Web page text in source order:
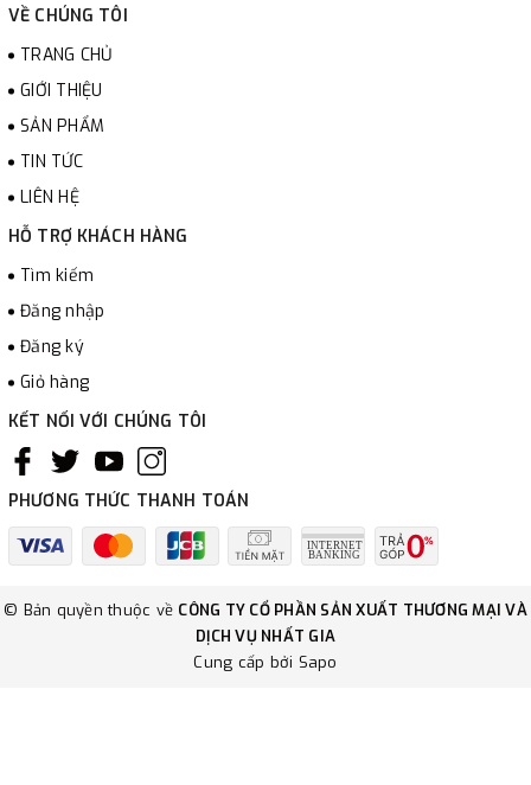
VỀ CHÚNG TÔI
TRANG CHỦ
GIỚI THIỆU
SẢN PHẨM
TIN TỨC
LIÊN HỆ
HỖ TRỢ KHÁCH HÀNG
Tìm kiếm
Đăng nhập
Đăng ký
Giỏ hàng
KẾT NỐI VỚI CHÚNG TÔI
PHƯƠNG THỨC THANH TOÁN
© Bản quyền thuộc về CÔNG TY CỔ PHẦN SẢN XUẤT THƯƠNG MẠI VÀ
DỊCH VỤ NHẤT GIA
Cung cấp bởi Sapo